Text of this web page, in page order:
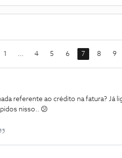
1 ... 4 5 6 7 8 9
referente ao crédito na fatura? Já
nisso.. 😕